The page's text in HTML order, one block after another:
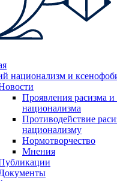
национализм и
Проявления расизма и
национализма
Противодействие
национализму
Нормотворчество
Мнения